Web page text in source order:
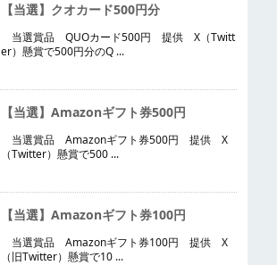
【当選】クオカード500円分
当選賞品 QUOカード500円 提供 X（Twitt
er）懸賞で500円分のQ ...
【当選】Amazonギフト券500円
当選賞品 Amazonギフト券500円 提供 X
（Twitter）懸賞で500 ...
【当選】Amazonギフト券100円
当選賞品 Amazonギフト券100円 提供 X
（旧Twitter）懸賞で10 ...